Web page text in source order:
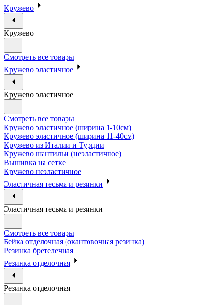
Кружево
Кружево
Смотреть все товары
Кружево эластичное
Кружево эластичное
Смотреть все товары
Кружево эластичное (ширина 1-10см)
Кружево эластичное (ширина 11-40см)
Кружево из Италии и Турции
Кружево шантильи (неэластичное)
Вышивка на сетке
Кружево неэластичное
Эластичная тесьма и резинки
Эластичная тесьма и резинки
Смотреть все товары
Бейка отделочная (окантовочная резинка)
Резинка бретелечная
Резинка отделочная
Резинка отделочная